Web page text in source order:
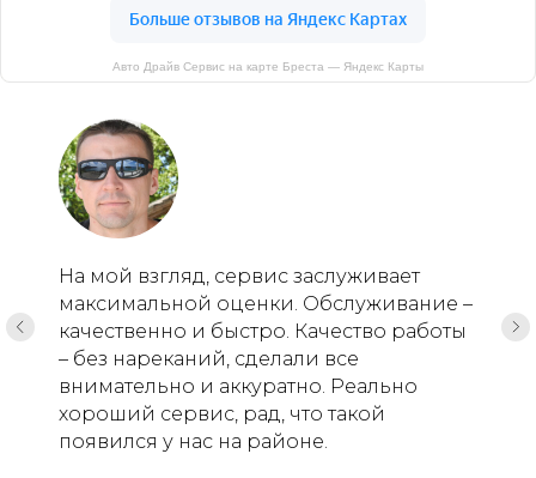
Авто Драйв Сервис на карте Бреста — Яндекс Карты
На мой взгляд, сервис заслуживает
максимальной оценки. Обслуживание –
качественно и быстро. Качество работы
– без нареканий, сделали все
внимательно и аккуратно. Реально
хороший сервис, рад, что такой
появился у нас на районе.